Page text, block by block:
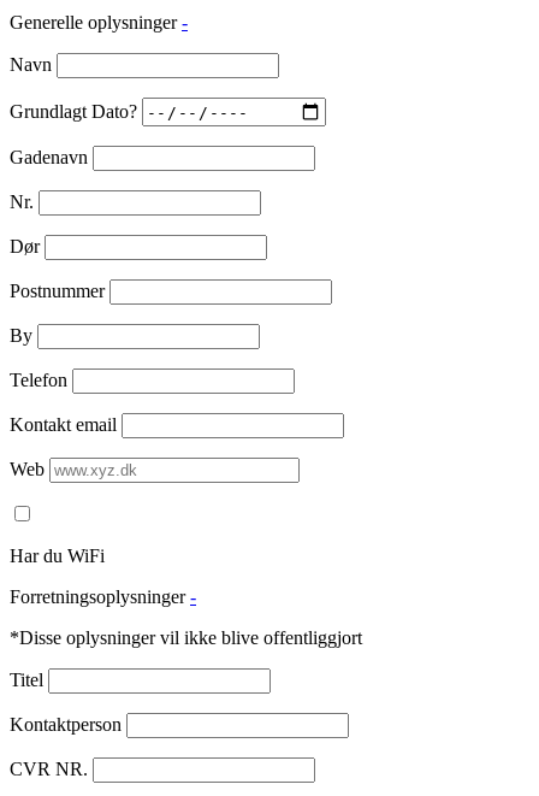
Generelle oplysninger -
Navn
Grundlagt Dato?
Gadenavn
Nr.
Dør
Postnummer
By
Telefon
Kontakt email
Web
Har du WiFi
Forretningsoplysninger -
*Disse oplysninger vil ikke blive offentliggjort
Titel
Kontaktperson
CVR NR.